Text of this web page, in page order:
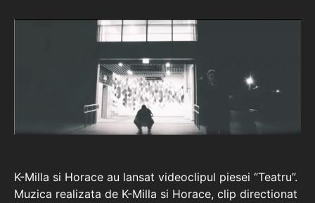
K-Milla si Horace au lansat videoclipul piesei “Teatru”.
Muzica realizata de K-Milla si Horace, clip directionat